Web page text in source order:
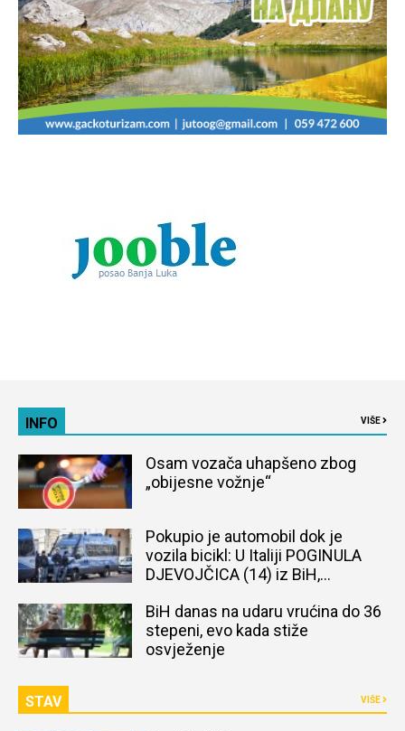
INFO VIŠE
Osam vozača uhapšeno zbog
„obijesne vožnje“
Pokupio je automobil dok je
vozila bicikl: U Italiji POGINULA
DJEVOJČICA (14) iz BiH,
BiH danas na udaru vrućina do 36
stepeni, evo kada stiže
osvježenje
STAV VIŠE